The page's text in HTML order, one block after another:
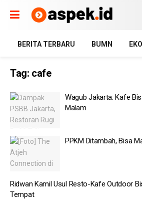
BERITA TERBARU BUMN
Tag: cafe
Wagub Jakarta: Kafe
Malam
PPKM Ditambah, Bisa
Ridwan Kamil Usul Resto-Kafe Outdoor
Tempat